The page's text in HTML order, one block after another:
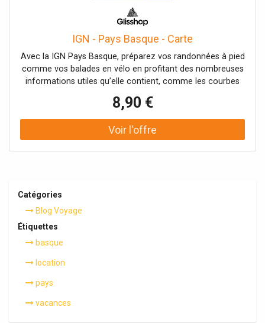
IGN - Pays Basque - Carte
Avec la IGN Pays Basque, préparez vos randonnées à pied
comme vos balades en vélo en profitant des nombreuses
informations utiles qu’elle contient, comme les courbes
8,90 €
Catégories
Blog Voyage
Étiquettes
basque
location
pays
vacances